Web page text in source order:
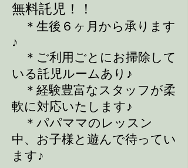
無料託児！！
＊生後６ヶ月から承ります
♪
＊ご利用ごとにお掃除して
いる託児ルームあり♪
＊経験豊富なスタッフが柔
軟に対応いたします♪
＊パパママのレッスン
中、お子様と遊んで待ってい
ます♪